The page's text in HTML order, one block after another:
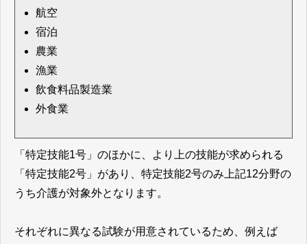
航空
宿泊
農業
漁業
飲食料品製造業
外食業
「特定技能1号」のほかに、より上の技能が求められる
「特定技能2号」があり、特定技能2号のみ上記12分野の
うち介護が対象外となります。
それぞれに異なる試験が用意されているため、例えば